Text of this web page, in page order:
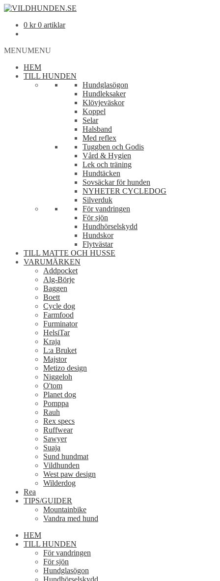
0 kr 0 artiklar
MENUMENU
HEM
TILL HUNDEN
Hundglasögon
Hundleksaker
Klövjeväskor
Koppel
Selar
Halsband
Med reflex
Tuggben och Godis
Vård & Hygien
Lek och träning
Hundtäcken
Sovsäckar för hunden
NYHETER CYCLEDOG
Silverduk
För vandringen
För sjön
Hundhörselskydd
Hundskor
Flytvästar
TILL MATTE OCH HUSSE
VARUMÄRKEN
Addpocket
Alg-Börje
Baggen
Boett
Cycle dog
Farmfood
Furminator
HelsiTar
Kraja
L:a Bruket
Majstor
Metizo design
Niggeloh
O'tom
Planet dog
Pomppa
Rauh
Rex specs
Ruffwear
Sawyer
Suaja
Sund hundmat
Vildhunden
West paw design
Wilderdog
Rea
TIPS/GUIDER
Mountainbike
Vandra med hund
HEM
TILL HUNDEN
För vandringen
För sjön
Hundglasögon
Hundhörselskydd